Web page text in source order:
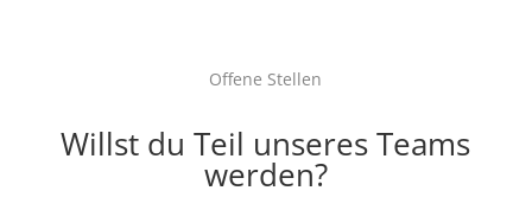
Offene Stellen
Willst du Teil unseres Teams
werden?